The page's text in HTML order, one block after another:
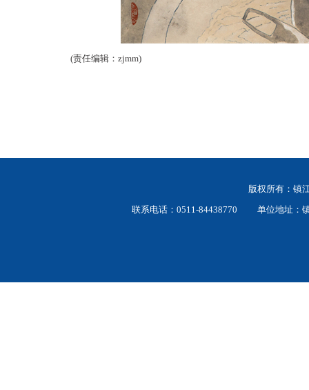
(责任编辑：zjmm)
版权所有：
联系电话：0511-84438770 单位地址：